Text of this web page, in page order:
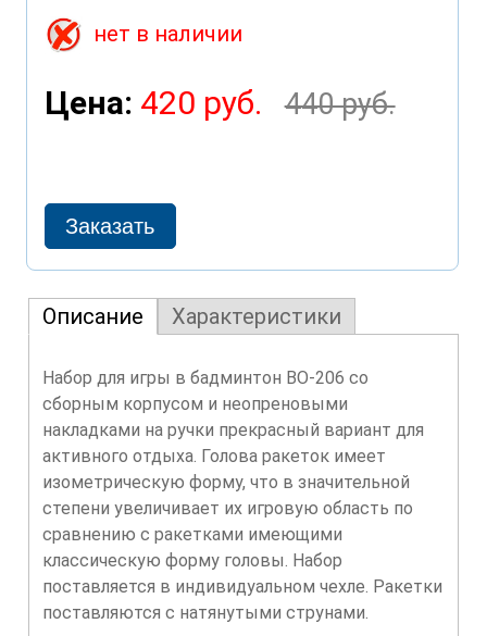
нет в наличии
Цена: 420 руб. 440 руб.
Описание Характеристики
Набор для игры в бадминтон ВО-206 со
сборным корпусом и неопреновыми
накладками на ручки прекрасный вариант для
активного отдыха. Голова ракеток имеет
изометрическую форму, что в значительной
степени увеличивает их игровую область по
сравнению с ракетками имеющими
классическую форму головы. Набор
поставляется в индивидуальном чехле. Ракетки
поставляются с натянутыми струнами.